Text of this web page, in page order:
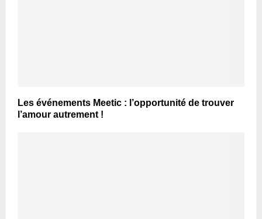
Les événements Meetic : l’opportunité de trouver
l’amour autrement !